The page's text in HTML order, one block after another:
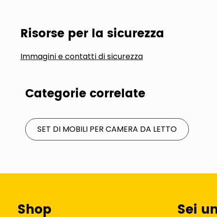
Risorse per la sicurezza
Immagini e contatti di sicurezza
Categorie correlate
SET DI MOBILI PER CAMERA DA LETTO
Shop Sei